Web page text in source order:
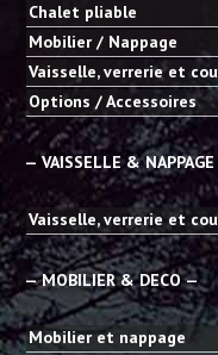
Chalet pliable
Mobilier / Nappage
Vaisselle, verrerie et
Options / Accessoires
— VAISSELLE &
Vaisselle, verrerie et
— MOBILIER & DECO —
Mobilier et nappage